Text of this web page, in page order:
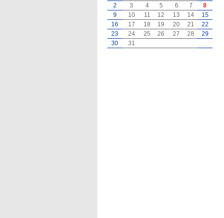
2
3 4 5 6 7
8
9
10 11 12 13 14
15
16
17 18 19 20 21
22
23
24 25 26 27 28
29
30
31